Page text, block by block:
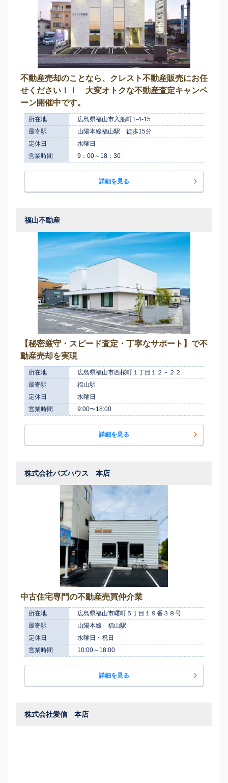
不動産売却のことなら、クレスト不動産販売にお任
せください！！ 大変オトクな不動産査定キャンペ
ーン開催中です。
所在地
広島県福山市入船町1-4-15
最寄駅
山陽本線福山駅 徒歩15分
定休日
水曜日
営業時間
9：00～18：30
詳細を見る
福山不動産
【秘密厳守・スピード査定・丁寧なサポート】で不
動産売却を実現
所在地
広島県福山市西桜町１丁目１２－２２
最寄駅
福山駅
定休日
水曜日
営業時間
9:00〜18:00
詳細を見る
株式会社バズハウス 本店
中古住宅専門の不動産売買仲介業
所在地
広島県福山市曙町５丁目１９番３８号
最寄駅
山陽本線 福山駅
定休日
水曜日・祝日
営業時間
10:00～18:00
詳細を見る
株式会社愛信 本店